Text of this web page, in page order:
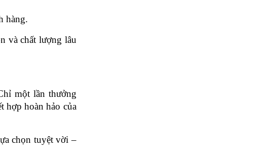
hàng.
và chất lượng lâu
một lần thưởng
hợp hoàn hảo của
chọn tuyệt vời –